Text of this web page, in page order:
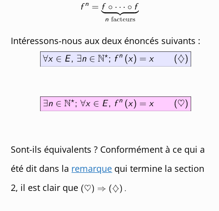
Intéressons-nous aux deux énoncés suivants :
Sont-ils équivalents ? Conformément à ce qui a
été dit dans la remarque qui termine la section
2, il est clair que